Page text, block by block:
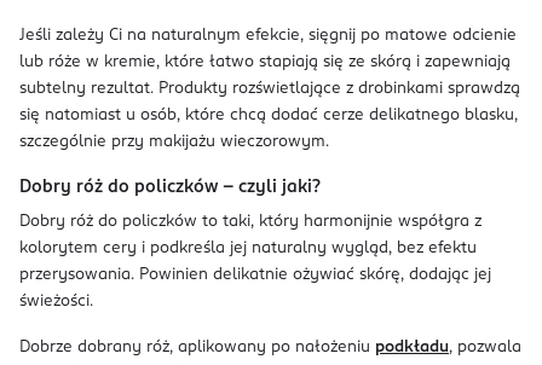
Jeśli zależy Ci na naturalnym efekcie, sięgnij po matowe odcienie
lub róże w kremie, które łatwo stapiają się ze skórą i zapewniają
subtelny rezultat. Produkty rozświetlające z drobinkami sprawdzą
się natomiast u osób, które chcą dodać cerze delikatnego blasku,
szczególnie przy makijażu wieczorowym.
Dobry róż do policzków – czyli jaki?
Dobry róż do policzków to taki, który harmonijnie współgra z
kolorytem cery i podkreśla jej naturalny wygląd, bez efektu
przerysowania. Powinien delikatnie ożywiać skórę, dodając jej
świeżości.
Dobrze dobrany róż, aplikowany po nałożeniu podkładu, pozwala